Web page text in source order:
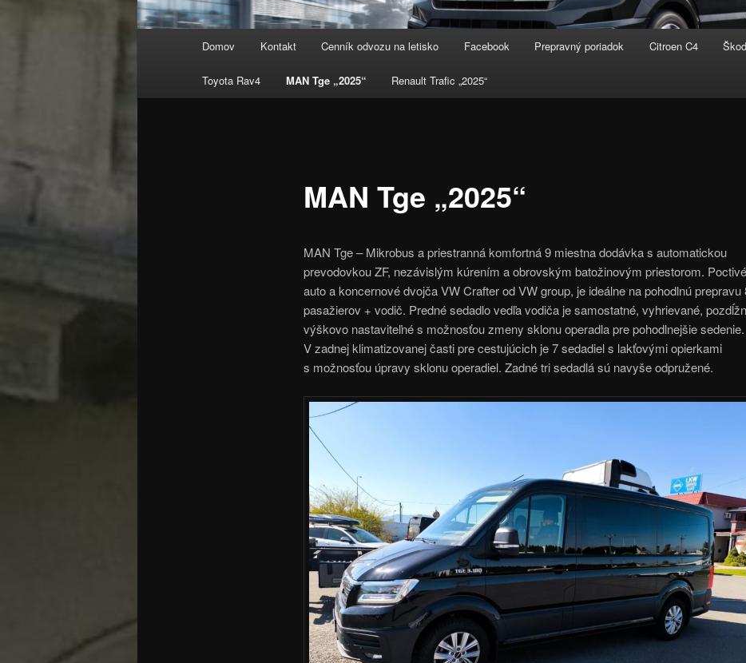
Domov Kontakt Cenník odvozu na letisko Facebook Prepravný poriadok Citroen C4
Toyota Rav4 MAN Tge „2025“ Renault Trafic „2025“
MAN Tge „2025“
MAN Tge – Mikrobus a priestranná komfortná 9 miestna dodávka s automatickou
prevodovkou ZF, nezávislým kúrením a obrovským batožinovým priestorom. Poctivé
auto a koncernové dvojča VW Crafter od VW group, je ideálne na pohodlnú prepravu
pasažierov + vodič. Predné sedadlo vedľa vodiča je samostatné, vyhrievané,
výškovo nastaviteľné s možnosťou zmeny sklonu operadla pre pohodlnejšie sedenie.
V zadnej klimatizovanej časti pre cestujúcich je 7 sedadiel s lakťovými opierkami
s možnosťou úpravy sklonu operadiel. Zadné tri sedadlá sú navyše odpružené.